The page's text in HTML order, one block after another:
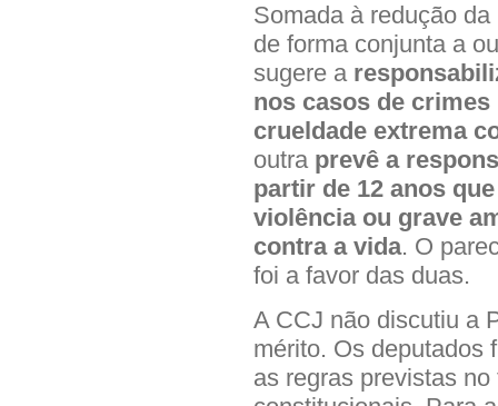
Somada à redução
de forma conjunta a
sugere a
nos casos de
crueldade extrema
outra prevê a
partir de 12 anos
violência ou grave
contra a vida. O
foi a favor das duas.
A CCJ não discutiu a
mérito. Os deputados
as regras previstas